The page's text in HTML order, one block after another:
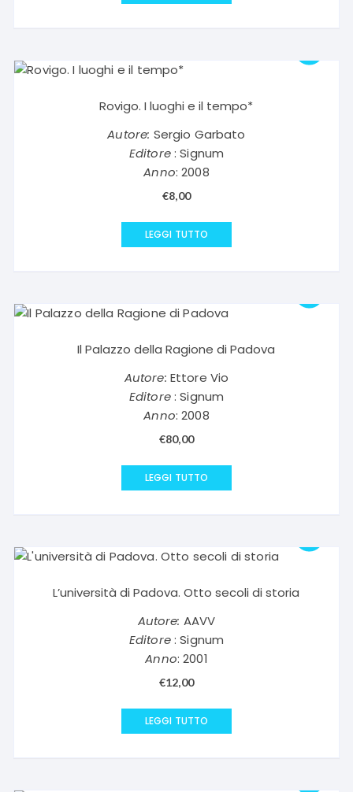
Rovigo. I luoghi e il tempo*
Autore: Sergio Garbato
Editore: Signum
Anno: 2008
€8,00
LEGGI TUTTO
Il Palazzo della Ragione di Padova
Autore: Ettore Vio
Editore: Signum
Anno: 2008
€80,00
LEGGI TUTTO
L’università di Padova. Otto secoli di storia
Autore: AAVV
Editore: Signum
Anno: 2001
€12,00
LEGGI TUTTO